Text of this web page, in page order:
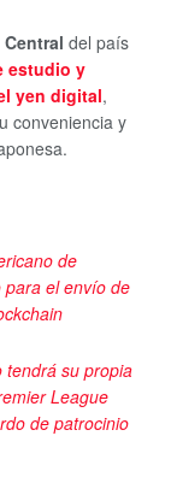
del país
estudio y
yen digital,
conveniencia y
de
para el envío de
tendrá su propia
League
de patrocinio